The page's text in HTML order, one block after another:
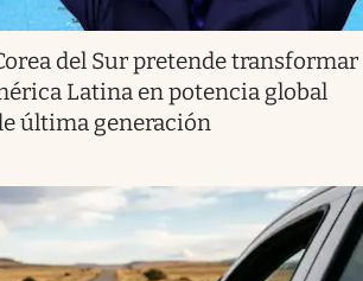
del Sur pretende transformar
Latina en potencia global
última generación